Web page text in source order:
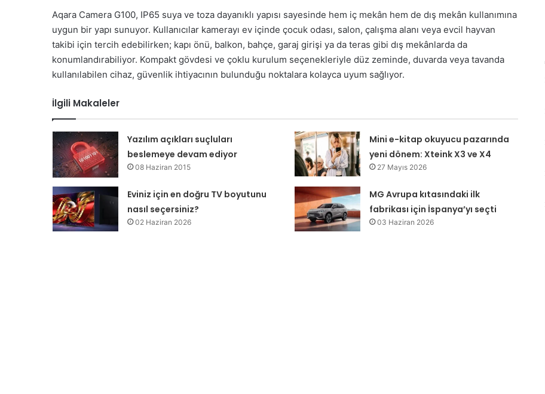
Aqara Camera G100, IP65 suya ve toza dayanıklı yapısı sayesinde hem iç mekân hem de dış mekân kullanımına
uygun bir yapı sunuyor. Kullanıcılar kamerayı ev içinde çocuk odası, salon, çalışma alanı veya evcil hayvan
takibi için tercih edebilirken; kapı önü, balkon, bahçe, garaj girişi ya da teras gibi dış mekânlarda da
konumlandırabiliyor. Kompakt gövdesi ve çoklu kurulum seçenekleriyle düz zeminde, duvarda veya tavanda
kullanılabilen cihaz, güvenlik ihtiyacının bulunduğu noktalara kolayca uyum sağlıyor.
İlgili Makaleler
Yazılım açıkları suçluları
beslemeye devam ediyor
08 Haziran 2015
Mini e-kitap okuyucu pazarında
yeni dönem: Xteink X3 ve X4
27 Mayıs 2026
Eviniz için en doğru TV boyutunu
nasıl seçersiniz?
02 Haziran 2026
MG Avrupa kıtasındaki ilk
fabrikası için İspanya’yı seçti
03 Haziran 2026